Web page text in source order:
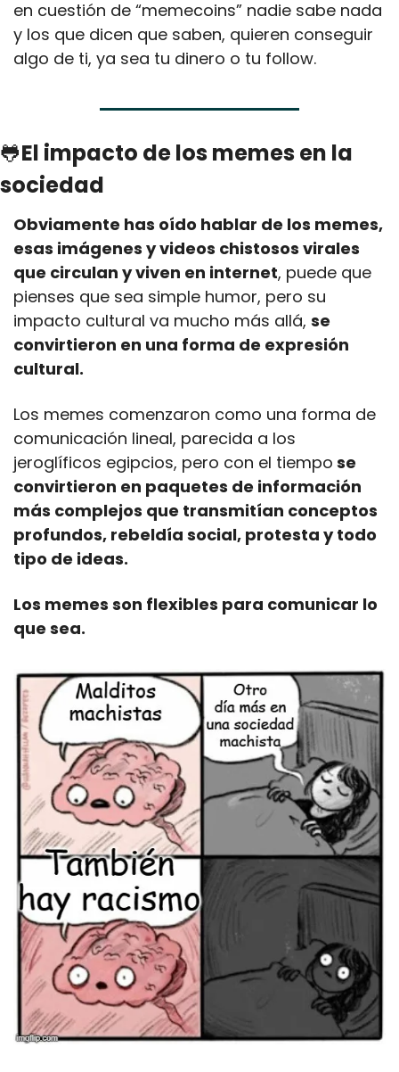
en cuestión de “memecoins” nadie sabe nada
y los que dicen que saben, quieren conseguir
algo de ti, ya sea tu dinero o tu follow.
🐸El impacto de los memes en la
sociedad
Obviamente has oído hablar de los memes,
esas imágenes y videos chistosos virales
que circulan y viven en internet, puede que
pienses que sea simple humor, pero su
impacto cultural va mucho más allá, se
convirtieron en una forma de expresión
cultural.
Los memes comenzaron como una forma de
comunicación lineal, parecida a los
jeroglíficos egipcios, pero con el tiempo se
convirtieron en paquetes de información
más complejos que transmitían conceptos
profundos, rebeldía social, protesta y todo
tipo de ideas.
Los memes son flexibles para comunicar lo
que sea.